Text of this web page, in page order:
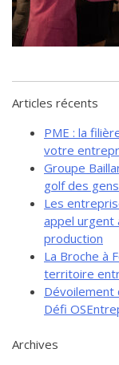
Articles récents
PME : la
votre
Groupe
golf des
Les
appel urgent
production
La Broche à
territoire
Dévoilement
Défi
Archives